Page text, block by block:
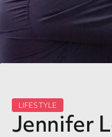
LIFESTYLE
Jennifer